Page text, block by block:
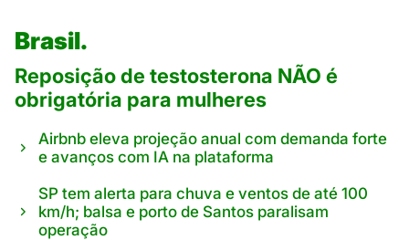
Brasil.
Reposição de testosterona NÃO é
obrigatória para mulheres
Airbnb eleva projeção anual com demanda forte
e avanços com IA na plataforma
SP tem alerta para chuva e ventos de até 100
km/h; balsa e porto de Santos paralisam
operação